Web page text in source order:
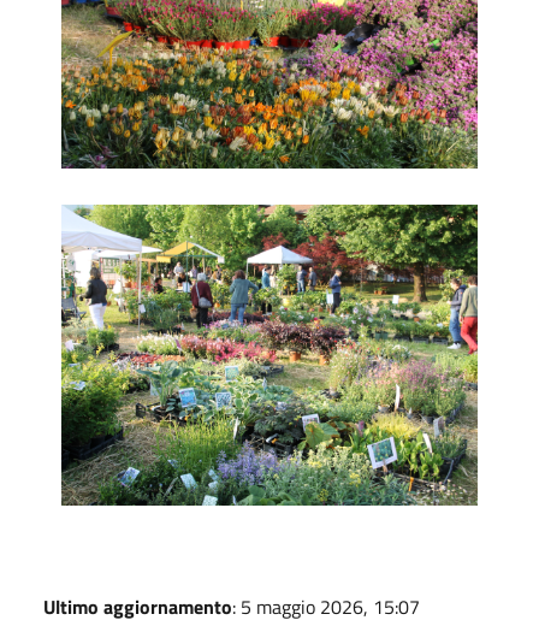
6. Floreka
Ultimo aggiornamento: 5 maggio 2026, 15:07